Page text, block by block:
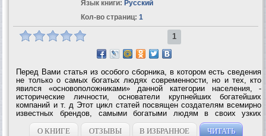
Язык книги: Русский
Кол-во страниц: 1
1
Перед Вами статья из особого сборника, в котором есть сведения
не только о самых богатых людях современности, но и тех, кто
явился «основоположниками» данной категории населения, -
исторические личности, основатели крупнейших богатейших
компаний и т. д Этот цикл статей посвящен создателям всемирно
известных брендов, самыми богатыми людям в своих узких
кругах, например - спортсмены, актеры, политики. И, конечно же, в
этом списке нашли...
О КНИГЕ ОТЗЫВЫ В ИЗБРАННОЕ ЧИТАТЬ